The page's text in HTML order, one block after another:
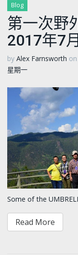
Blog
第一次野
2017年7
by Alex Farnsworth on
星期一
Some of the
Read More